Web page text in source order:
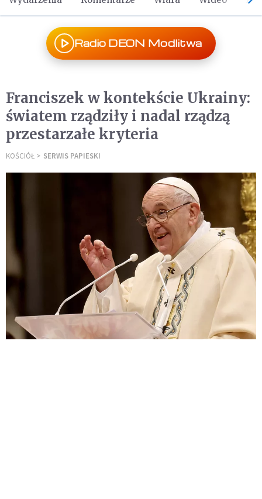
Radio DEON Modlitwa
Franciszek w kontekście Ukrainy:
światem rządziły i nadal rządzą
przestarzałe kryteria
KOŚCIÓŁ SERWIS PAPIESKI